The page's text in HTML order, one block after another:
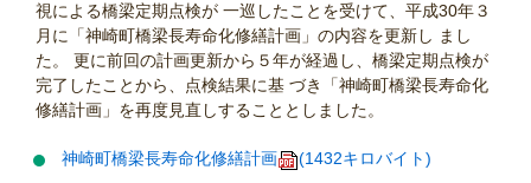
視による橋梁定期点検が 一巡したことを受けて、平成30年３
月に「神崎町橋梁長寿命化修繕計画」の内容を更新し まし
た。 更に前回の計画更新から５年が経過し、橋梁定期点検が
完了したことから、点検結果に基 づき「神崎町橋梁長寿命化
修繕計画」を再度見直しすることとしました。
神崎町橋梁長寿命化修繕計画 (1432キロバイト)